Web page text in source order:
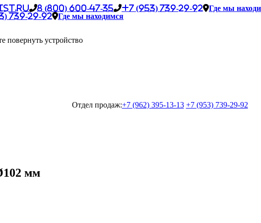
8 (800) 600-47-35 +7 (953) 739-29-92
Где мы
739-29-92
Где мы находимся
повернуть устройство
Отдел продаж:+7 (962) 395-13-13 +7 (953) 739-29-92
мм